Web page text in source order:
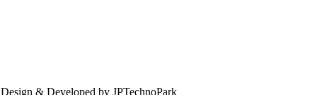
& Developed by JPTechnoPark